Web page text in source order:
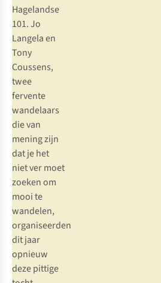
Hagelandse
101. Jo
Langela en
Tony
Coussens,
twee
fervente
wandelaars
die van
mening zijn
dat je het
niet ver moet
zoeken om
mooi te
wandelen,
organiseerden
dit jaar
opnieuw
deze pittige